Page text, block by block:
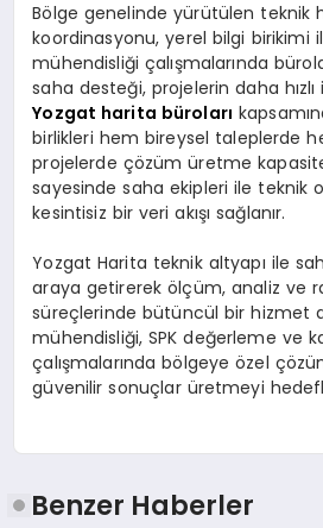
Bölge genelinde yürütülen teknik
koordinasyonu, yerel bilgi birikimi
mühendisliği çalışmalarında
saha desteği, projelerin daha
Yozgat harita büroları
birlikleri hem bireysel taleplerde
projelerde çözüm üretme
sayesinde saha ekipleri ile teknik
kesintisiz bir veri akışı sağlanır.
Yozgat Harita teknik altyapı ile
araya getirerek ölçüm, analiz ve
süreçlerinde bütüncül bir hizmet
mühendisliği, SPK değerleme ve
çalışmalarında bölgeye özel
güvenilir sonuçlar üretmeyi
Benzer Haberler